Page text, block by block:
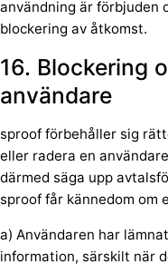
användning är förbjuden
blockering av åtkomst.
16. Blockering
användare
sproof förbehåller sig
eller radera en
därmed säga upp
sproof får kännedom om
a) Användaren har
information, särskilt när